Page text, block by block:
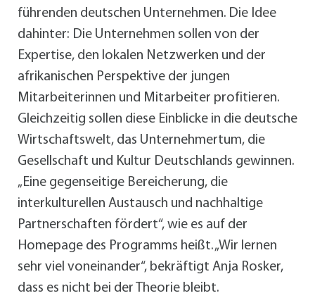
führenden deutschen Unternehmen. Die Idee
dahinter: Die Unternehmen sollen von der
Expertise, den lokalen Netzwerken und der
afrikanischen Perspektive der jungen
Mitarbeiterinnen und Mitarbeiter profitieren.
Gleichzeitig sollen diese Einblicke in die deutsche
Wirtschaftswelt, das Unternehmertum, die
Gesellschaft und Kultur Deutschlands gewinnen.
„Eine gegenseitige Bereicherung, die
interkulturellen Austausch und nachhaltige
Partnerschaften fördert“, wie es auf der
Homepage des Programms heißt. „Wir lernen
sehr viel voneinander“, bekräftigt Anja Rosker,
dass es nicht bei der Theorie bleibt.